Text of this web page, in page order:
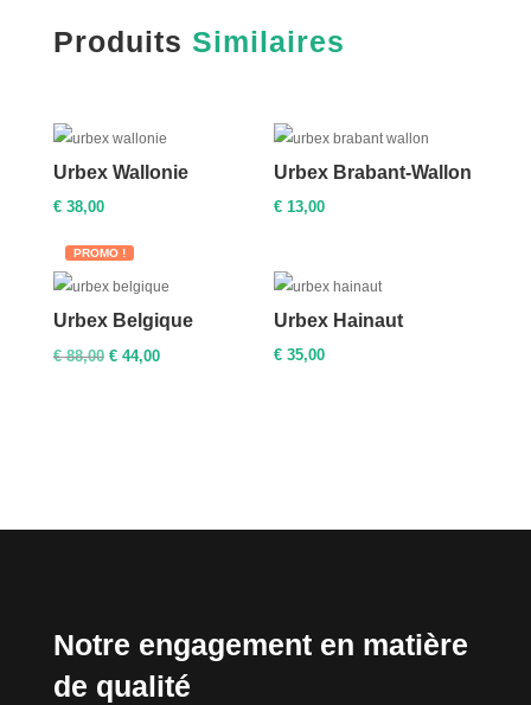
Produits Similaires
Urbex Wallonie
€38,00
Urbex Brabant-Wallon
€ 13,00
PROMO !
Urbex Belgique
€88,00 Le
€44,00Le
Urbex Hainaut
€ 35,00
Notre engagement en matière
de qualité